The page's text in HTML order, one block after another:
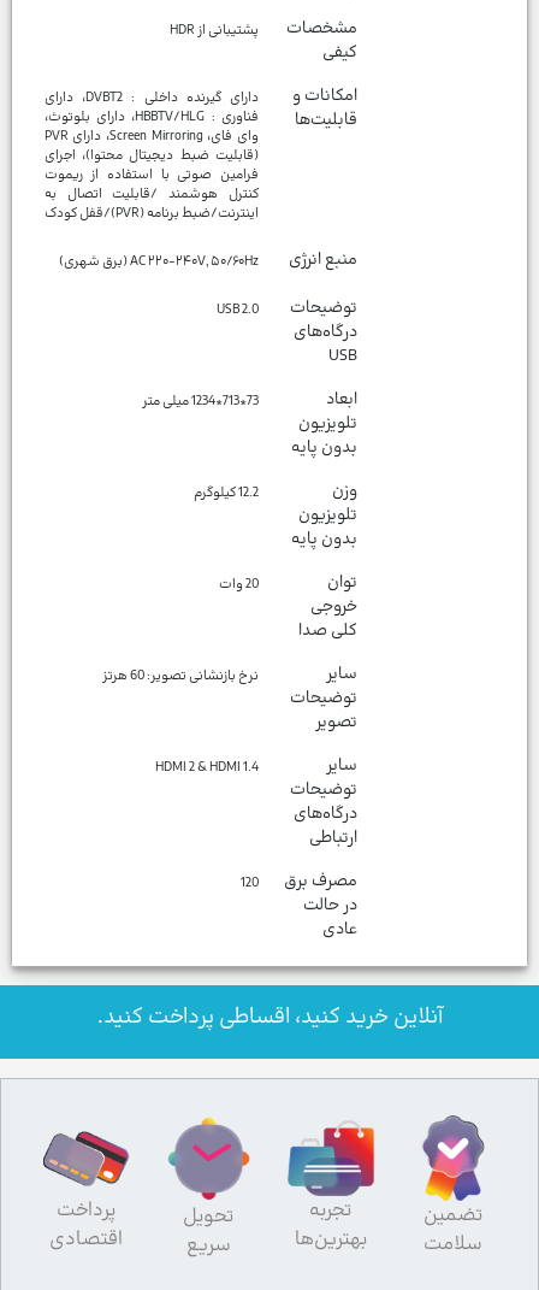
مشخصات
کیفی
پشتیبانی از HDR
امکانات و
قابلیت‌ها
دارای گیرنده داخلی : DVBT2، دارای
فناوری : HBBTV/HLG، دارای بلوتوث،
وای فای، Screen Mirroring، دارای PVR
(قابلیت ضبط دیجیتال محتوا)، اجرای
فرامین صوتی با استفاده از ریموت
کنترل هوشمند /قابلیت اتصال به
اینترنت/ضبط برنامه (PVR)/قفل کودک
منبع انرژی AC ۲۲۰-۲۴۰V, ۵۰/۶۰Hz (برق شهری)
توضیحات
درگاه‌های
USB
USB 2.0
ابعاد
تلویزیون
بدون پایه
73*713*1234 میلی متر
وزن
تلویزیون
بدون پایه
12.2 کیلوگرم
توان
خروجی
کلی صدا
20 وات
سایر
توضیحات
تصویر
نرخ بازنشانی تصویر: 60 هرتز
سایر
توضیحات
درگاه‌های
ارتباطی
HDMI 2 & HDMI 1.4
مصرف برق
در حالت
عادی
120
آنلاین خرید کنید، اقساطی پرداخت کنید.
تضمین
سلامت
تجربه
بهترین‌ها
تحویل
سریع
پرداخت
اقتصادی